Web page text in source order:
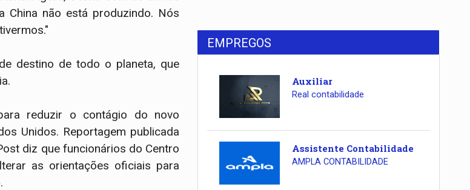
China não está produzindo. Nós
destino de todo o planeta, que
reduzir o contágio do novo
Unidos. Reportagem publicada
diz que funcionários do Centro
as orientações oficiais para
EMPREGOS
Auxiliar
Real contabilidade
Assistente Contabilidade
AMPLA CONTABILIDADE